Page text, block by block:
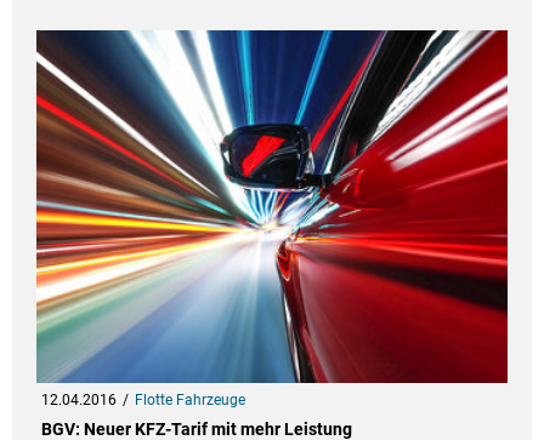
12.04.2016 Flotte Fahrzeuge
BGV: Neuer KFZ-Tarif mit mehr Leistung